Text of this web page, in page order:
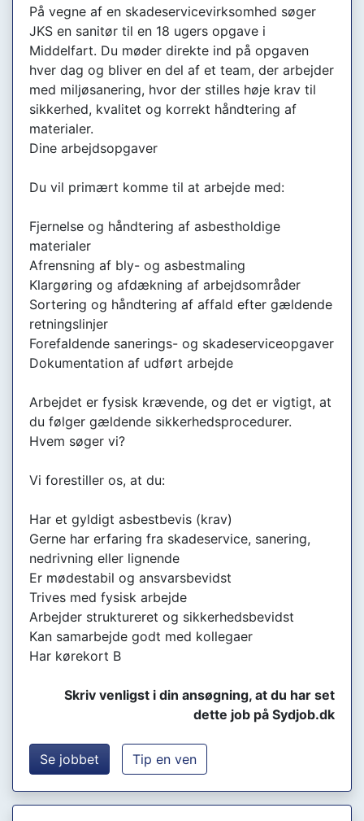
På vegne af en skadeservicevirksomhed søger
JKS en sanitør til en 18 ugers opgave i
Middelfart. Du møder direkte ind på opgaven
hver dag og bliver en del af et team, der arbejder
med miljøsanering, hvor der stilles høje krav til
sikkerhed, kvalitet og korrekt håndtering af
materialer.
Dine arbejdsopgaver
Du vil primært komme til at arbejde med:
Fjernelse og håndtering af asbestholdige
materialer
Afrensning af bly- og asbestmaling
Klargøring og afdækning af arbejdsområder
Sortering og håndtering af affald efter gældende
retningslinjer
Forefaldende sanerings- og skadeserviceopgaver
Dokumentation af udført arbejde
Arbejdet er fysisk krævende, og det er vigtigt, at
du følger gældende sikkerhedsprocedurer.
Hvem søger vi?
Vi forestiller os, at du:
Har et gyldigt asbestbevis (krav)
Gerne har erfaring fra skadeservice, sanering,
nedrivning eller lignende
Er mødestabil og ansvarsbevidst
Trives med fysisk arbejde
Arbejder struktureret og sikkerhedsbevidst
Kan samarbejde godt med kollegaer
Har kørekort B
Skriv venligst i din ansøgning, at du har set
dette job på Sydjob.dk
Se jobbet Tip en ven